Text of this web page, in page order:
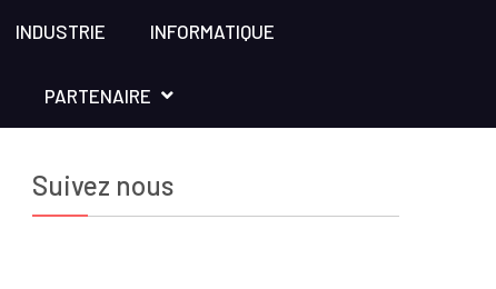
INDUSTRIE INFORMATIQUE
PARTENAIRE
Suivez nous